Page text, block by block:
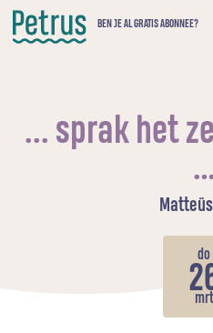
Doorgaan
naar
hoofdinhoud
BEN JE AL GRATIS ABONNEE?
... sprak het
do
mrt